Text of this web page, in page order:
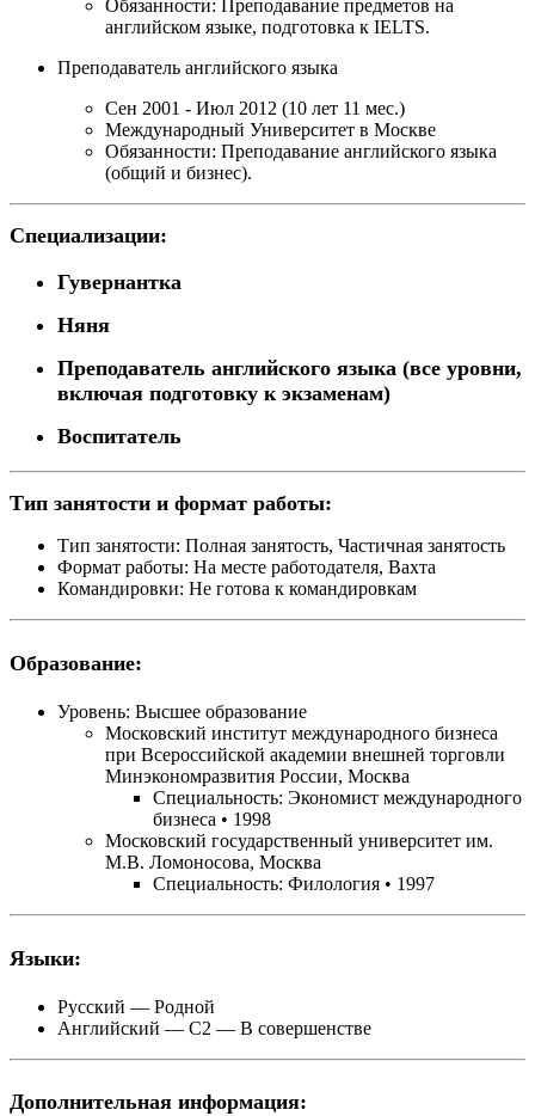
Обязанности: Преподавание предметов на
английском языке, подготовка к IELTS.
Преподаватель английского языка
Сен 2001 - Июл 2012 (10 лет 11 мес.)
Международный Университет в Москве
Обязанности: Преподавание английского языка
(общий и бизнес).
Специализации:
Гувернантка
Няня
Преподаватель английского языка (все уровни,
включая подготовку к экзаменам)
Воспитатель
Тип занятости и формат работы:
Тип занятости: Полная занятость, Частичная занятость
Формат работы: На месте работодателя, Вахта
Командировки: Не готова к командировкам
Образование:
Уровень: Высшее образование
Московский институт международного бизнеса
при Всероссийской академии внешней торговли
Минэкономразвития России, Москва
Специальность: Экономист международного
бизнеса • 1998
Московский государственный университет им.
М.В. Ломоносова, Москва
Специальность: Филология • 1997
Языки:
Русский — Родной
Английский — C2 — В совершенстве
Дополнительная информация: